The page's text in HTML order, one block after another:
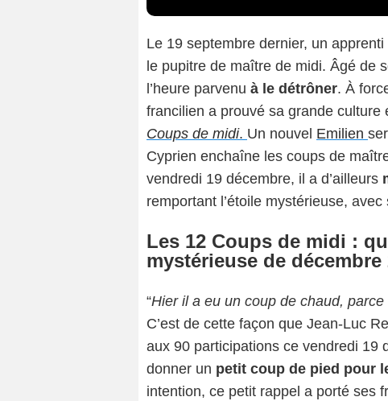
Le 19 septembre dernier, un
le pupitre de maître de midi. Âgé de
l’heure parvenu à le détrôner. À
francilien a prouvé sa grande culture
Coups de midi. Un nouvel Emilien
Cyprien enchaîne les coups de
vendredi 19 décembre, il a d’ailleurs
remportant l’étoile mystérieuse,
Les 12 Coups de midi :
mystérieuse de décembre
“Hier il a eu un coup de chaud, parce
C’est de cette façon que Jean-Luc
aux 90 participations ce vendredi 19
donner un petit coup de pied pour
intention, ce petit rappel a porté ses
Capture d'écran